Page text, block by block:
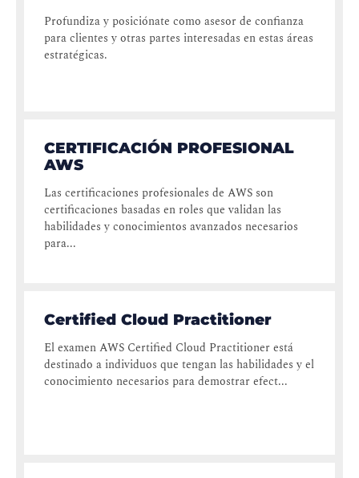
Profundiza y posiciónate como asesor de confianza
para clientes y otras partes interesadas en estas áreas
estratégicas.
CERTIFICACIÓN PROFESIONAL
AWS
Las certificaciones profesionales de AWS son
certificaciones basadas en roles que validan las
habilidades y conocimientos avanzados necesarios
para...
Certified Cloud Practitioner
El examen AWS Certified Cloud Practitioner está
destinado a individuos que tengan las habilidades y el
conocimiento necesarios para demostrar efect...